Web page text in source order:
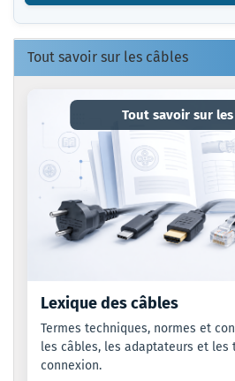
NOTRE
CATALOGUE.
Tout savoir sur les câbles
Tout savoir sur
Lexique des câbles
Termes techniques, normes et
les câbles, les adaptateurs et les
connexion.